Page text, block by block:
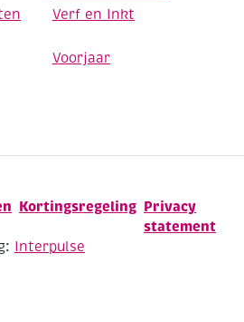
Verf en Inkt
Voorjaar
Kortingsregeling Privacy
statement
Interpulse